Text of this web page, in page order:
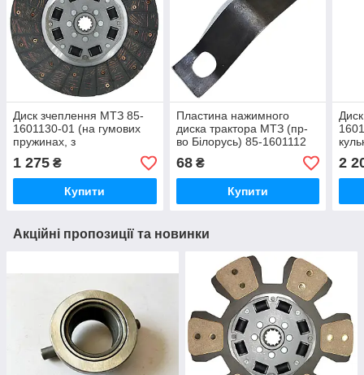
Диск зчеплення МТЗ 85-
1601130-01 (на гумових
пружинах, з
накладками) (JFD)
1 275 ₴
Купити
Пластина нажимного
диска трактора МТЗ (пр-
во Білорусь) 85-1601112
68₴
Купити
2
Акційні пропозиції та новинки